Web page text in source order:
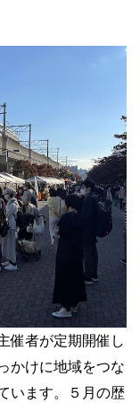
催者が定期開催し
かけに地域をつな
います。５月の歴